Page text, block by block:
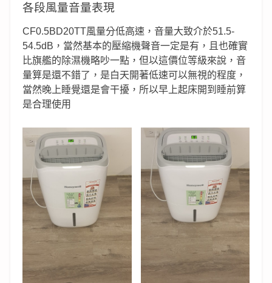
各段風量音量表現
CF0.5BD20TT風量分低高速，音量大致介於51.5-
54.5dB，當然基本的壓縮機聲音一定是有，且也確實
比旗艦的除濕機略吵一點，但以這價位等級來說，音
量算是還不錯了，是白天開著低速可以無視的程度，
當然晚上睡覺還是會干擾，所以早上起床開到睡前算
是合理使用